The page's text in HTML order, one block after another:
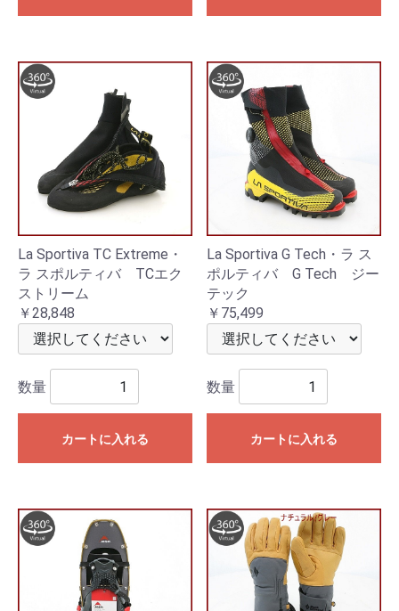
La Sportiva TC Extreme・
ラ スポルティバ TCエク
ストリーム
￥28,848
数量
カートに入れる
La Sportiva G Tech・ラ ス
ポルティバ G Tech ジー
テック
￥75,499
数量
カートに入れる